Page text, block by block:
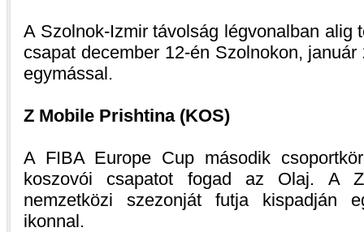
A Szolnok-Izmir távolság légvonalban alig
csapat december 12-én Szolnokon,
egymással.
Z Mobile Prishtina (KOS)
A FIBA Europe Cup második
koszovói csapatot fogad az Olaj. A
nemzetközi szezonját futja kispadján
ikonnal.